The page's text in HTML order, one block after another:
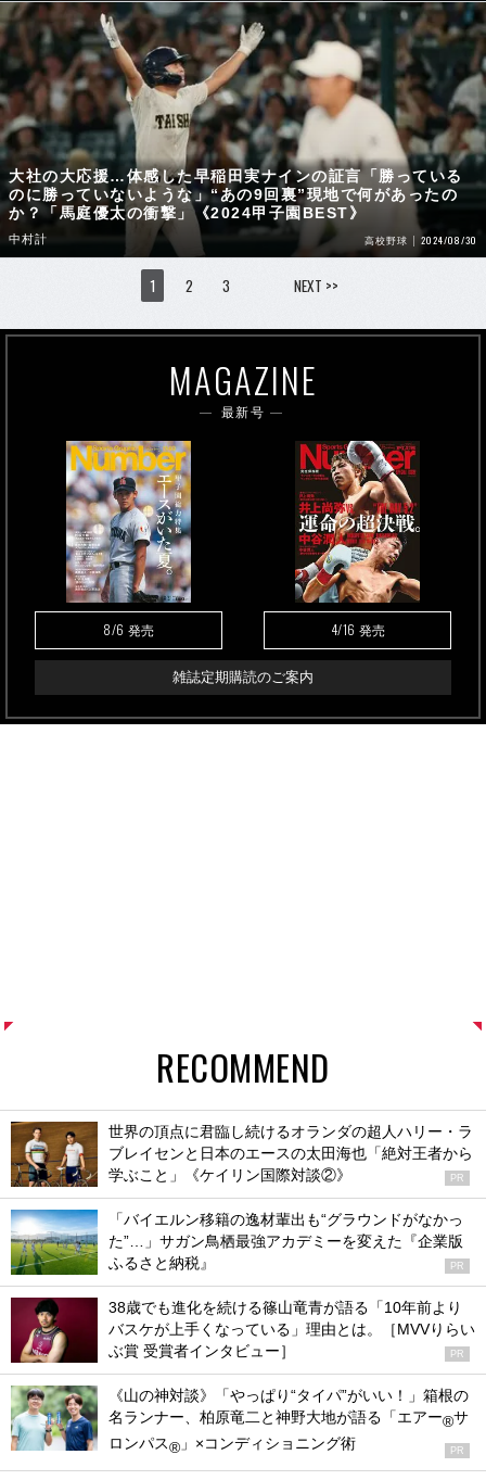
大社の大応援…体感した早稲田実ナインの証言「勝っている
のに勝っていないような」“あの9回裏”現地で何があったの
か？「馬庭優太の衝撃」《2024甲子園BEST》
中村計 高校野球 2024/08/30
1 2 3 NEXT >>
MAGAZINE
最新号
8/6 発売 4/16 発売
雑誌定期購読のご案内
RECOMMEND
世界の頂点に君臨し続けるオランダの超人ハリー・ラ
ブレイセンと日本のエースの太田海也「絶対王者から
学ぶこと」《ケイリン国際対談②》
PR
「バイエルン移籍の逸材輩出も“グラウンドがなかっ
た”…」サガン鳥栖最強アカデミーを変えた『企業版
ふるさと納税』
PR
38歳でも進化を続ける篠山竜青が語る「10年前より
バスケが上手くなっている」理由とは。［MVVりらい
ぶ賞 受賞者インタビュー］
PR
《山の神対談》「やっぱり“タイパ”がいい！」箱根の
名ランナー、柏原竜二と神野大地が語る「エアー®サ
ロンパス® 」×コンディショニング術 PR